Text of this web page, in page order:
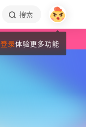
搜索
登录体验更多功能